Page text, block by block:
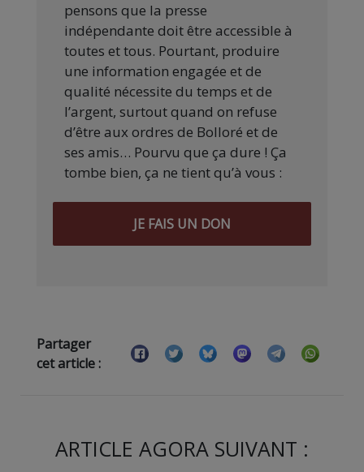
pensons que la presse
indépendante doit être accessible à
toutes et tous. Pourtant, produire
une information engagée et de
qualité nécessite du temps et de
l’argent, surtout quand on refuse
d’être aux ordres de Bolloré et de
ses amis… Pourvu que ça dure ! Ça
tombe bien, ça ne tient qu’à vous :
JE FAIS UN DON
Partager
cet article :
ARTICLE AGORA SUIVANT :